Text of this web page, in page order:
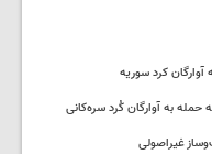
کرد سوریه
به آوارگان کُرد سره‌کانی
غیراصولی